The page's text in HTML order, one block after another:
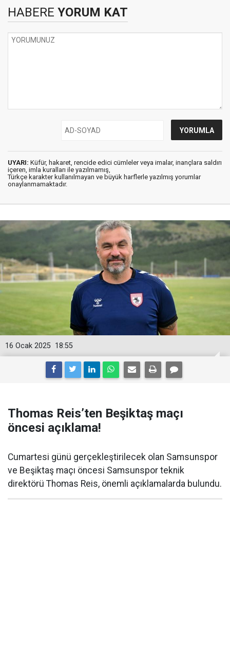
HABERE YORUM KAT
UYARI: Küfür, hakaret, rencide edici cümleler veya imalar, inançlara saldırı
içeren, imla kuralları ile yazılmamış,
Türkçe karakter kullanılmayan ve büyük harflerle yazılmış yorumlar
onaylanmamaktadır.
18:55
16 Ocak 2025
Thomas Reis’ten Beşiktaş maçı
öncesi açıklama!
Cumartesi günü gerçekleştirilecek olan Samsunspor
ve Beşiktaş maçı öncesi Samsunspor teknik
direktörü Thomas Reis, önemli açıklamalarda bulundu.